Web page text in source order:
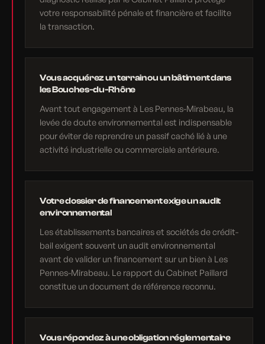
votre responsabilité pénale et financière et facilite
la transaction.
Vous acquérez un terrain ou un bâtiment dans
les Bouches-du-Rhône
Avant tout engagement à Les Pennes-Mirabeau, la
levée de doute environnemental est indispensable
pour éviter de reprendre un passif caché lié à une
activité industrielle ou commerciale antérieure.
Votre dossier de financement exige un audit
environnemental
Les établissements bancaires et sociétés de crédit-
bail exigent souvent un audit environnemental
avant de valider un financement sur un bien à Les
Pennes-Mirabeau. Le rapport du Cabinet Paillard
constitue un document de référence reconnu.
Vous répondez à une obligation réglementaire